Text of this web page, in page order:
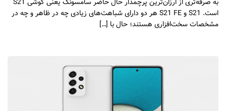
است. S21 و S21 FE هر دو دارای شباهت‌های زیادی چه در ظاهر و چه در
مشخصات سخت‌افزاری هستند؛ حال با […]